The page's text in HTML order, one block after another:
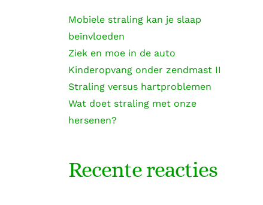
Mobiele straling kan je slaap
beïnvloeden
Ziek en moe in de auto
Kinderopvang onder zendmast II
Straling versus hartproblemen
Wat doet straling met onze
hersenen?
Recente reacties